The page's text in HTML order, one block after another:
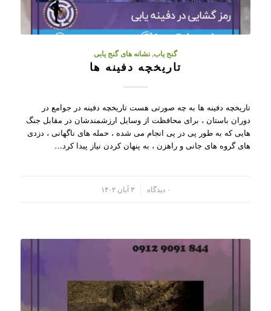
گنج یاب,نشانه های گنج یابی
تاریخچه دفینه ها
تاریخچه دفینه ها به چه صورتی هست تاریخچه دفینه در جوامع در
دوران باستان ، برای محافظت از وسایل ارزشمندشان در مقابل جنگ
هایی که به طور پی در پی انجام می شده ، حمله های ناگهانی ، دزدی
های گروه های جانی و راهزن ، به پنهان کردن نیاز پیدا کرد…
۰ دیدگاه ۳ آبان ۱۴۰۲